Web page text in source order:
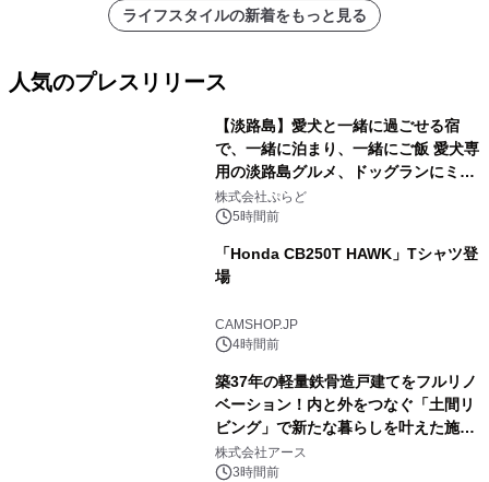
ライフスタイルの新着をもっと見る
人気のプレスリリース
【淡路島】愛犬と一緒に過ごせる宿
で、一緒に泊まり、一緒にご飯 愛犬専
用の淡路島グルメ、ドッグランにミニ
プール グランピングとトレーラーハウ
スの2施設で
株式会社ぷらど
5時間前
「Honda CB250T HAWK」Tシャツ登
場
CAMSHOP.JP
4時間前
築37年の軽量鉄骨造戸建てをフルリノ
ベーション！内と外をつなぐ「土間リ
ビング」で新たな暮らしを叶えた施工
事例を株式会社アースが公開
株式会社アース
3時間前